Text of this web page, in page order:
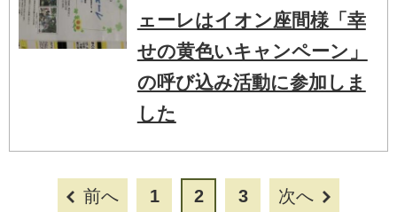
ェーレはイオン座間様「幸
せの黄色いキャンペーン」
の呼び込み活動に参加しま
した
前へ 1 2 3 次へ